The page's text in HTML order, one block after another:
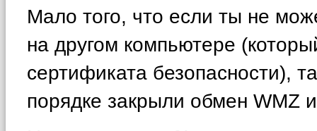
Мало того, что если ты не
на другом компьютере
сертификата безопасности),
порядке закрыли обмен WMZ